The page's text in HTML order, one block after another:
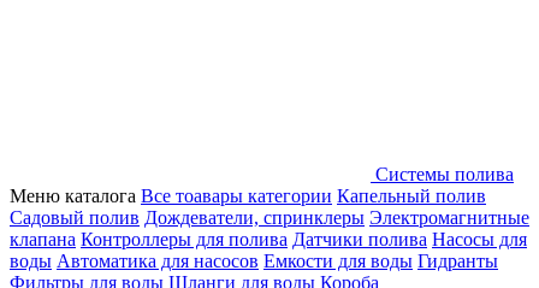
Системы полива
Меню каталога Все тоавары категории Капельный полив
Садовый полив Дождеватели, спринклеры Электромагнитные
клапана Контроллеры для полива Датчики полива Насосы для
воды Автоматика для насосов Емкости для воды Гидранты
Фильтры для воды Шланги для воды Короба